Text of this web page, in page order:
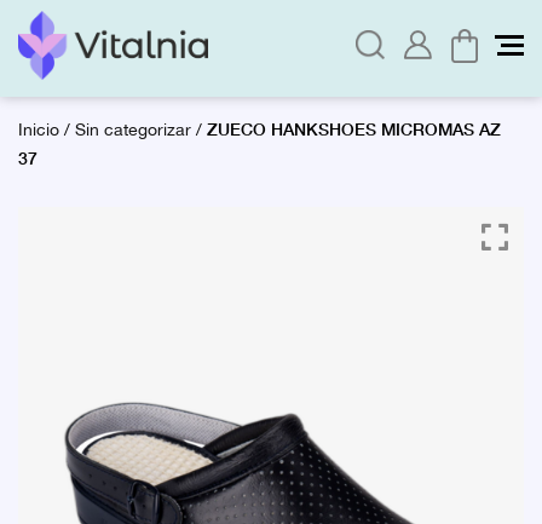
Inicio/Sin categorizar/ ZUECO HANKSHOES MICROMAS AZ
37